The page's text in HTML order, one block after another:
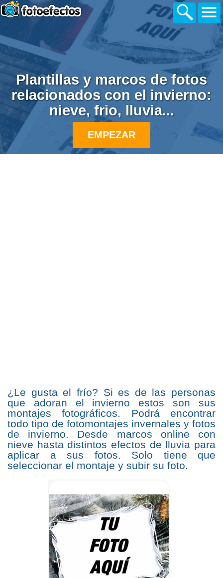
Plantillas y marcos de fotos
relacionados con el invierno:
nieve, frio, lluvia...
EMPEZAR
¿Le gusta el frío? Si es de las personas
que adoran el invierno estos son sus
montajes fotográficos. Podrá encontrar
todo tipo de fotomontajes invernales y fotos
de invierno. Desde marcos online con
nieve hasta distintos efectos de lluvia para
aplicar a sus fotos. Solo tiene que
seleccionar el montaje y subir su foto.